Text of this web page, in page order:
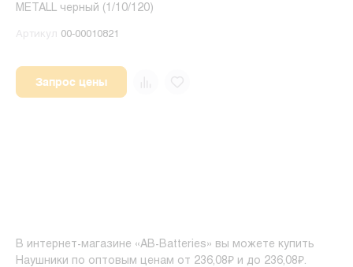
METALL черный (1/10/120)
Артикул 00-00010821
Запрос цены
В интернет-магазине «AB-Batteries» вы можете купить
Наушники по оптовым ценам от 236,08₽ и до 236,08₽.